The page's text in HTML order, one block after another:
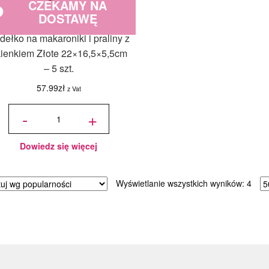
na makaroniki i praliny z
Złote 22×16,5×5,5cm
– 5 szt.
57.99zł z Vat
CZEKAMY NA
DOSTAWĘ
-
ilość Pudełko
okienkiem
22x16,5x5,5cm
- 5 szt. +
Dowiedz się więcej
Wyświetlanie wszystkich wyników: 4